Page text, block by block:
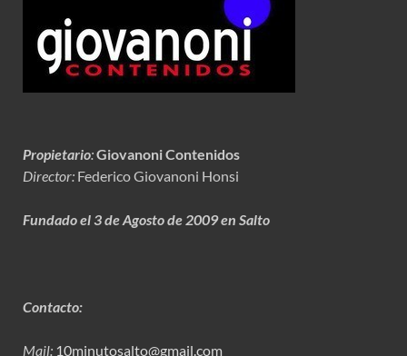
Propietario:Giovanoni Contenidos
Director: Federico Giovanoni Honsi
Fundado el 3 de Agosto de 2009 en Salto
Contacto:
Mail: 10minutosalto@gmail.com